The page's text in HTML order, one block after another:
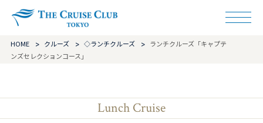
ザ・クルーズクラ
HOME クルーズ ◇ランチクルーズ
ランチクルーズ「キャプテ
ンズセレクションコース」
Lunch Cruise